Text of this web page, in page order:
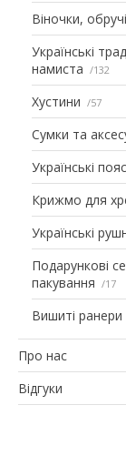
Віночки, обручі
Українські
намиста
132
Хустини 57
Сумки та
Українські
Крижмо для
Українські
Подарункові
пакування
17
Вишиті ранери
Про нас
Відгуки